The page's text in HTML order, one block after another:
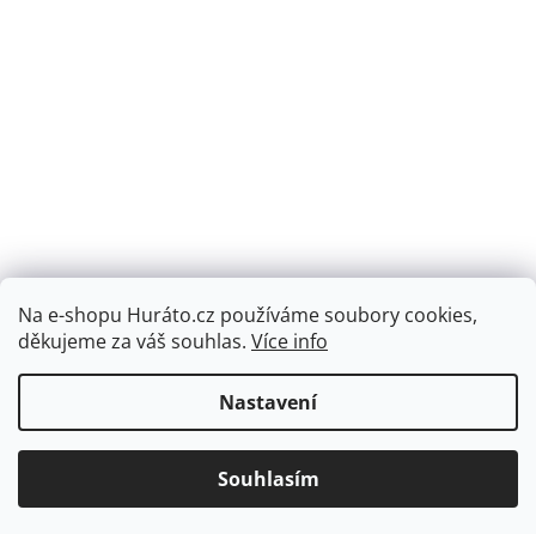
Na e-shopu Huráto.cz používáme soubory cookies,
děkujeme za váš souhlas. Více info
Nastavení
Souhlasím
Sledovat na Instagramu
Vytvořil Shoptet
Huráto.cz. Všechna práva vyhrazena.